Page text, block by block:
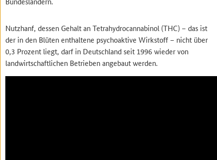
Nutzhanf, dessen Gehalt an Tetrahydrocannabinol (THC) – das ist
der in den Blüten enthaltene psychoaktive Wirkstoff – nicht über
0,3 Prozent liegt, darf in Deutschland seit 1996 wieder von
landwirtschaftlichen Betrieben angebaut werden.